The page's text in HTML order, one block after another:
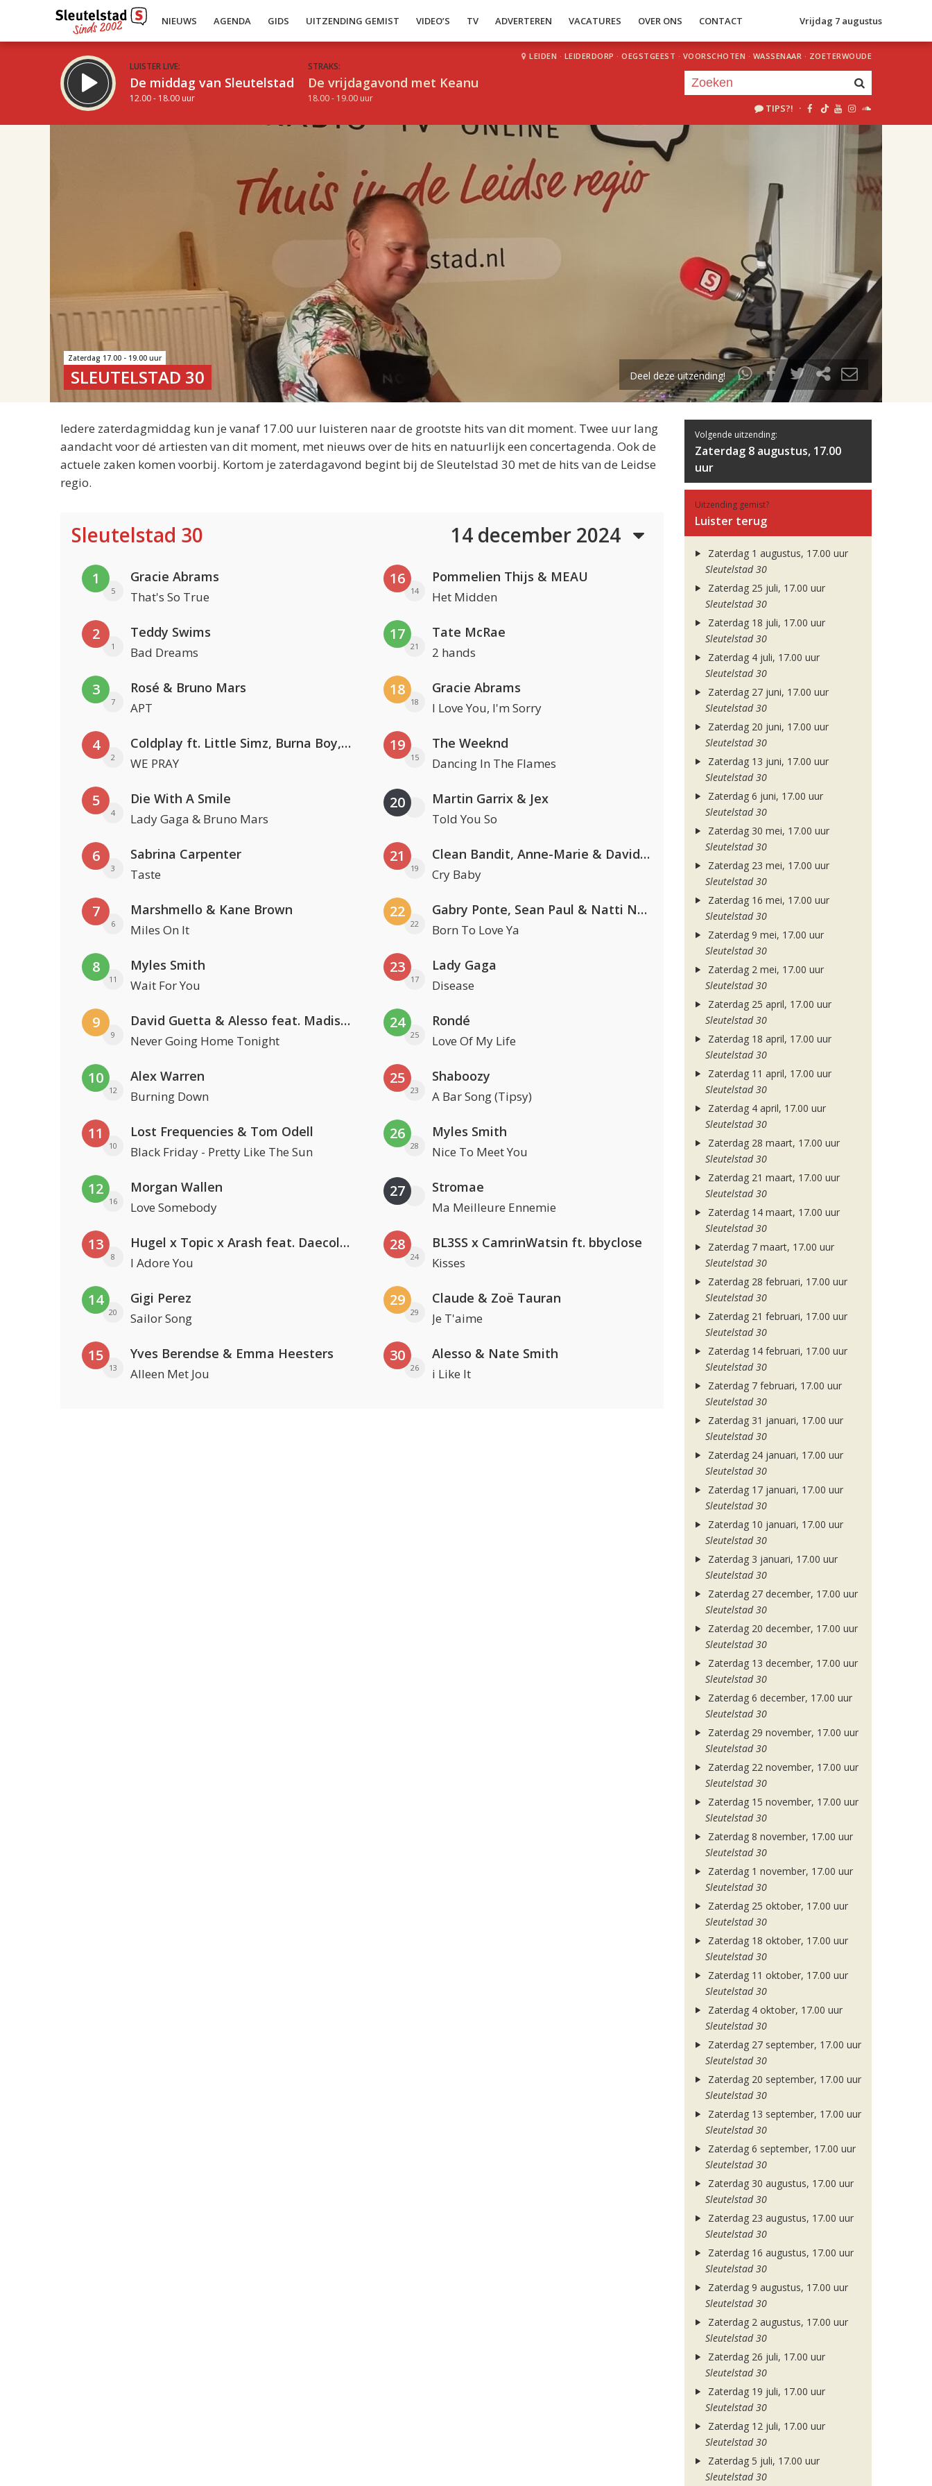
NIEUWS AGENDA GIDS UITZENDING GEMIST VIDEO’S TV ADVERTEREN VACATURES OVER ONS CONTACT Vrijdag 7 augustus
LUISTER LIVE:
De middag van Sleutelstad
12.00 - 18.00 uur
STRAKS:
De vrijdagavond met Keanu
18.00 - 19.00 uur
LEIDEN · LEIDERDORP · OEGSTGEEST · VOORSCHOTEN · WASSENAAR · ZOETERWOUDE
TIPS?! ·
uur 1 van 2
Volgend uur
Zaterdag 17.00 - 19.00 uur
SLEUTELSTAD 30 Deel deze uitzending!
Iedere zaterdagmiddag kun je vanaf 17.00 uur luisteren naar de grootste hits van dit moment. Twee uur lang
aandacht voor dé artiesten van dit moment, met nieuws over de hits en natuurlijk een concertagenda. Ook de
actuele zaken komen voorbij. Kortom je zaterdagavond begint bij de Sleutelstad 30 met de hits van de Leidse
regio.
Sleutelstad 30 14 december 2024
1
5
Gracie Abrams
That's So True
2
1
Teddy Swims
Bad Dreams
3
7
Rosé & Bruno Mars
APT
4
2
Coldplay ft. Little Simz, Burna Boy, Elyanna & Tini
WE PRAY
5
4
Die With A Smile
Lady Gaga & Bruno Mars
6
3
Sabrina Carpenter
Taste
7
6
Marshmello & Kane Brown
Miles On It
8
11
Myles Smith
Wait For You
9
9
David Guetta & Alesso feat. Madison Love
Never Going Home Tonight
10
12
Alex Warren
Burning Down
11
10
Lost Frequencies & Tom Odell
Black Friday - Pretty Like The Sun
12
16
Morgan Wallen
Love Somebody
13
8
Hugel x Topic x Arash feat. Daecolm
I Adore You
14
20
Gigi Perez
Sailor Song
15
13
Yves Berendse & Emma Heesters
Alleen Met Jou
16
14
Pommelien Thijs & MEAU
Het Midden
17
21
Tate McRae
2 hands
18
18
Gracie Abrams
I Love You, I'm Sorry
19
15
The Weeknd
Dancing In The Flames
20 Martin Garrix & Jex
Told You So
21
19
Clean Bandit, Anne-Marie & David Guetta
Cry Baby
22
22
Gabry Ponte, Sean Paul & Natti Natasha
Born To Love Ya
23
17
Lady Gaga
Disease
24
25
Rondé
Love Of My Life
25
23
Shaboozy
A Bar Song (Tipsy)
26
28
Myles Smith
Nice To Meet You
27 Stromae
Ma Meilleure Ennemie
28
24
BL3SS x CamrinWatsin ft. bbyclose
Kisses
29
29
Claude & Zoë Tauran
Je T'aime
30
26
Alesso & Nate Smith
i Like It
Volgende uitzending:
Zaterdag 8 augustus, 17.00
uur
Uitzending gemist?
Luister terug
Zaterdag 1 augustus, 17.00 uur
Sleutelstad 30
Zaterdag 25 juli, 17.00 uur
Sleutelstad 30
Zaterdag 18 juli, 17.00 uur
Sleutelstad 30
Zaterdag 4 juli, 17.00 uur
Sleutelstad 30
Zaterdag 27 juni, 17.00 uur
Sleutelstad 30
Zaterdag 20 juni, 17.00 uur
Sleutelstad 30
Zaterdag 13 juni, 17.00 uur
Sleutelstad 30
Zaterdag 6 juni, 17.00 uur
Sleutelstad 30
Zaterdag 30 mei, 17.00 uur
Sleutelstad 30
Zaterdag 23 mei, 17.00 uur
Sleutelstad 30
Zaterdag 16 mei, 17.00 uur
Sleutelstad 30
Zaterdag 9 mei, 17.00 uur
Sleutelstad 30
Zaterdag 2 mei, 17.00 uur
Sleutelstad 30
Zaterdag 25 april, 17.00 uur
Sleutelstad 30
Zaterdag 18 april, 17.00 uur
Sleutelstad 30
Zaterdag 11 april, 17.00 uur
Sleutelstad 30
Zaterdag 4 april, 17.00 uur
Sleutelstad 30
Zaterdag 28 maart, 17.00 uur
Sleutelstad 30
Zaterdag 21 maart, 17.00 uur
Sleutelstad 30
Zaterdag 14 maart, 17.00 uur
Sleutelstad 30
Zaterdag 7 maart, 17.00 uur
Sleutelstad 30
Zaterdag 28 februari, 17.00 uur
Sleutelstad 30
Zaterdag 21 februari, 17.00 uur
Sleutelstad 30
Zaterdag 14 februari, 17.00 uur
Sleutelstad 30
Zaterdag 7 februari, 17.00 uur
Sleutelstad 30
Zaterdag 31 januari, 17.00 uur
Sleutelstad 30
Zaterdag 24 januari, 17.00 uur
Sleutelstad 30
Zaterdag 17 januari, 17.00 uur
Sleutelstad 30
Zaterdag 10 januari, 17.00 uur
Sleutelstad 30
Zaterdag 3 januari, 17.00 uur
Sleutelstad 30
Zaterdag 27 december, 17.00 uur
Sleutelstad 30
Zaterdag 20 december, 17.00 uur
Sleutelstad 30
Zaterdag 13 december, 17.00 uur
Sleutelstad 30
Zaterdag 6 december, 17.00 uur
Sleutelstad 30
Zaterdag 29 november, 17.00 uur
Sleutelstad 30
Zaterdag 22 november, 17.00 uur
Sleutelstad 30
Zaterdag 15 november, 17.00 uur
Sleutelstad 30
Zaterdag 8 november, 17.00 uur
Sleutelstad 30
Zaterdag 1 november, 17.00 uur
Sleutelstad 30
Zaterdag 25 oktober, 17.00 uur
Sleutelstad 30
Zaterdag 18 oktober, 17.00 uur
Sleutelstad 30
Zaterdag 11 oktober, 17.00 uur
Sleutelstad 30
Zaterdag 4 oktober, 17.00 uur
Sleutelstad 30
Zaterdag 27 september, 17.00 uur
Sleutelstad 30
Zaterdag 20 september, 17.00 uur
Sleutelstad 30
Zaterdag 13 september, 17.00 uur
Sleutelstad 30
Zaterdag 6 september, 17.00 uur
Sleutelstad 30
Zaterdag 30 augustus, 17.00 uur
Sleutelstad 30
Zaterdag 23 augustus, 17.00 uur
Sleutelstad 30
Zaterdag 16 augustus, 17.00 uur
Sleutelstad 30
Zaterdag 9 augustus, 17.00 uur
Sleutelstad 30
Zaterdag 2 augustus, 17.00 uur
Sleutelstad 30
Zaterdag 26 juli, 17.00 uur
Sleutelstad 30
Zaterdag 19 juli, 17.00 uur
Sleutelstad 30
Zaterdag 12 juli, 17.00 uur
Sleutelstad 30
Zaterdag 5 juli, 17.00 uur
Sleutelstad 30